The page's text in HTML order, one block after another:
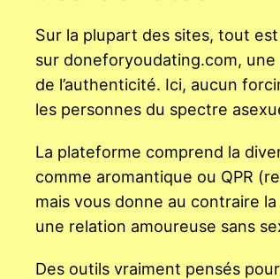
Sur la plupart des sites, tout
sur doneforyoudating.com,
de l’authenticité. Ici, aucun
les personnes du spectre
La plateforme comprend la
comme aromantique ou QPR
mais vous donne au contraire
une relation amoureuse sans
Des outils vraiment pensés